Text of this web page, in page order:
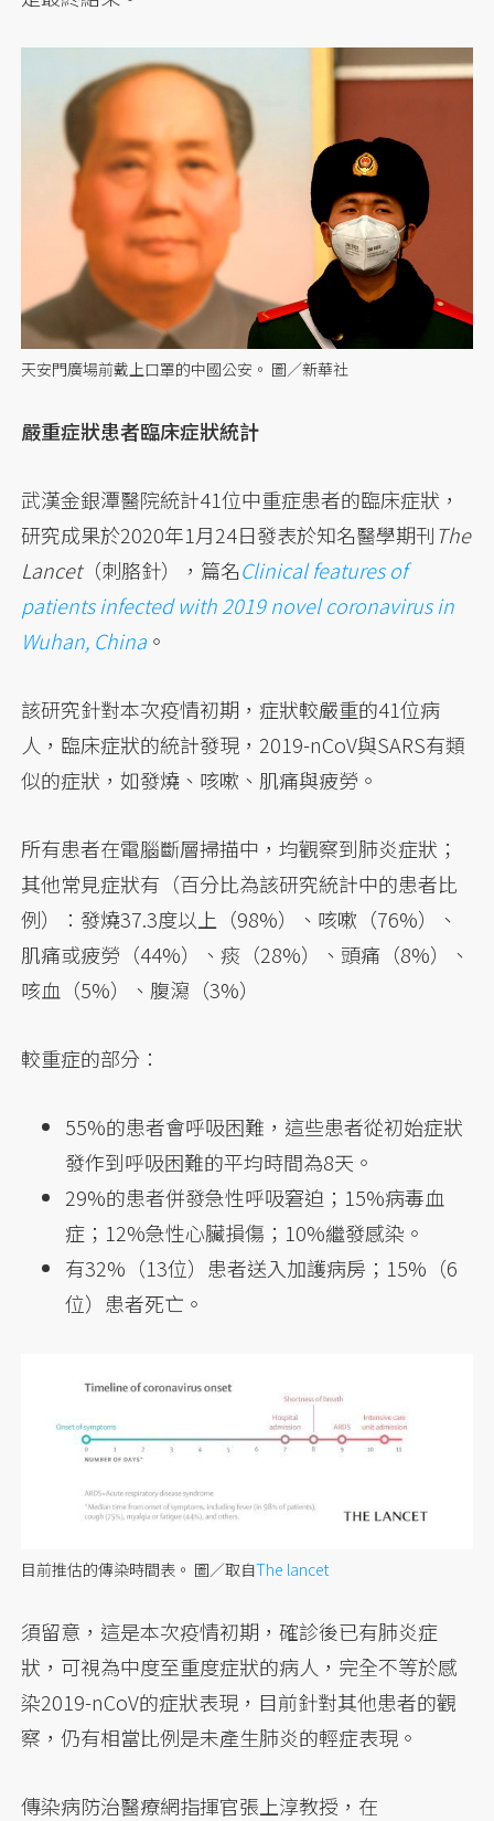
天安門廣場前戴上口罩的中國公安。 圖／新華社
嚴重症狀患者臨床症狀統計
武漢金銀潭醫院統計41位中重症患者的臨床症狀，
研究成果於2020年1月24日發表於知名醫學期刊The
Lancet（刺胳針），篇名Clinical features of
patients infected with 2019 novel coronavirus in
Wuhan, China 。
該研究針對本次疫情初期，症狀較嚴重的41位病
人，臨床症狀的統計發現，2019-nCoV與SARS有類
似的症狀，如發燒、咳嗽、肌痛與疲勞。
所有患者在電腦斷層掃描中，均觀察到肺炎症狀；
其他常見症狀有（百分比為該研究統計中的患者比
例）：發燒37.3度以上（98%）、咳嗽（76%）、
肌痛或疲勞（44%）、痰（28%）、頭痛（8%）、
咳血（5%）、腹瀉（3%）
較重症的部分：
55%的患者會呼吸困難，這些患者從初始症狀
發作到呼吸困難的平均時間為8天。
29%的患者併發急性呼吸窘迫；15%病毒血
症；12%急性心臟損傷；10%繼發感染。
有32%（13位）患者送入加護病房；15%（6
位）患者死亡。
目前推估的傳染時間表。 圖／取自The lancet
須留意，這是本次疫情初期，確診後已有肺炎症
狀，可視為中度至重度症狀的病人，完全不等於感
染2019-nCoV的症狀表現，目前針對其他患者的觀
察，仍有相當比例是未產生肺炎的輕症表現。
傳染病防治醫療網指揮官張上淳教授，在